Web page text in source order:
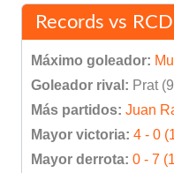
Records vs
Máximo goleador:
Goleador rival: Prat
Más partidos: Juan
Mayor victoria: 4 - 0
Mayor derrota: 0 - 7